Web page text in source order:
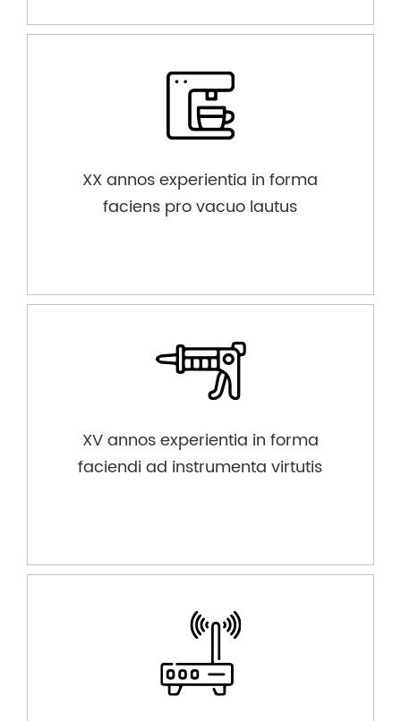
XX annos experientia in forma
faciens pro vacuo lautus
XV annos experientia in forma
faciendi ad instrumenta virtutis